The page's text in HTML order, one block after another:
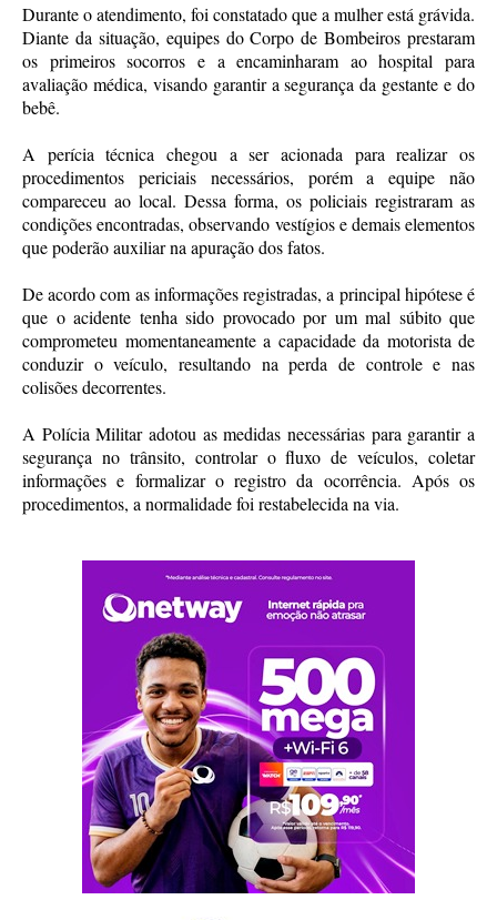
Durante o atendimento, foi constatado que a mulher está grávida.
Diante da situação, equipes do Corpo de Bombeiros prestaram
os primeiros socorros e a encaminharam ao hospital para
avaliação médica, visando garantir a segurança da gestante e do
bebê.
A perícia técnica chegou a ser acionada para realizar os
procedimentos periciais necessários, porém a equipe não
compareceu ao local. Dessa forma, os policiais registraram as
condições encontradas, observando vestígios e demais elementos
que poderão auxiliar na apuração dos fatos.
De acordo com as informações registradas, a principal hipótese é
que o acidente tenha sido provocado por um mal súbito que
comprometeu momentaneamente a capacidade da motorista de
conduzir o veículo, resultando na perda de controle e nas
colisões decorrentes.
A Polícia Militar adotou as medidas necessárias para garantir a
segurança no trânsito, controlar o fluxo de veículos, coletar
informações e formalizar o registro da ocorrência. Após os
procedimentos, a normalidade foi restabelecida na via.